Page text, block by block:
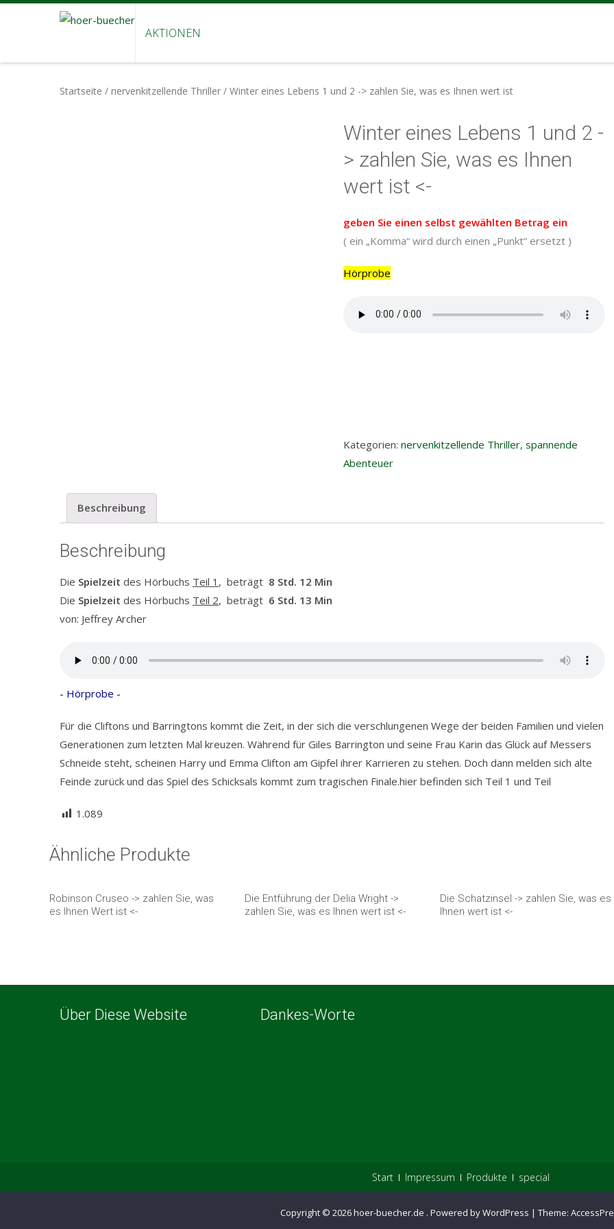
AKTIONEN
Startseite / nervenkitzellende Thriller / Winter eines Lebens 1 und 2 -> zahlen Sie, was es Ihnen wert ist
Winter eines Lebens 1 und 2 -
> zahlen Sie, was es Ihnen
wert ist <-
geben Sie einen selbst gewählten Betrag ein
( ein „Komma“ wird durch einen „Punkt“ ersetzt )
Hörprobe
Kategorien: nervenkitzellende Thriller, spannende
Abenteuer
Beschreibung
Beschreibung
Die Spielzeit des Hörbuchs Teil 1 , beträgt 8 Std. 12 Min
Die Spielzeit des Hörbuchs Teil 2, beträgt 6 Std. 13 Min
von: Jeffrey Archer
- Hörprobe -
Für die Cliftons und Barringtons kommt die Zeit, in der sich die verschlungenen Wege der beiden Familien und vielen
Generationen zum letzten Mal kreuzen. Während für Giles Barrington und seine Frau Karin das Glück auf Messers
Schneide steht, scheinen Harry und Emma Clifton am Gipfel ihrer Karrieren zu stehen. Doch dann melden sich alte
Feinde zurück und das Spiel des Schicksals kommt zum tragischen Finale.hier befinden sich Teil 1 und Teil
1.089
Ähnliche Produkte
Robinson Cruseo -> zahlen Sie, was
es Ihnen Wert ist <-
Die Entführung der Delia Wright ->
zahlen Sie, was es Ihnen wert ist <-
Die Schatzinsel -> zahlen Sie, was es
Ihnen wert ist <-
Über Diese Website Dankes-Worte
Start Impressum Produkte special
Copyright © 2026hoer-buecher.de . Powered by WordPress | Theme: